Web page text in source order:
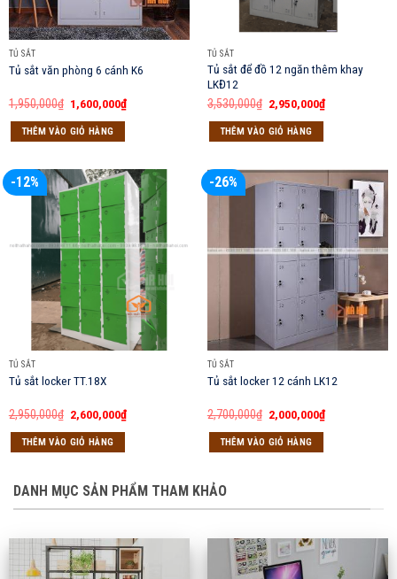
TỦ SẮT
Tủ sắt văn phòng 6 cánh K6
1,950,000₫ Giá
gốc
là:
1,950,000₫.
1,600,000₫Giá
hiện
THÊM VÀO GIỎ HÀNG
TỦ SẮT
Tủ sắt để đồ 12 ngăn thêm khay
LKĐ12
3,530,000₫ Giá
gốc
là:
3,530,000₫.
2,950,000₫Giá
hiện
THÊM VÀO GIỎ HÀNG
-12%
TỦ SẮT
Tủ sắt locker TT.18X
2,950,000₫ Giá
gốc
là:
2,950,000₫.
2,600,000₫Giá
hiện
THÊM VÀO GIỎ HÀNG
-26%
TỦ SẮT
Tủ sắt locker 12 cánh LK12
2,700,000₫ Giá
gốc
là:
2,700,000₫.
2,000,000₫Giá
hiện
THÊM VÀO GIỎ HÀNG
DANH MỤC SẢN PHẨM THAM KHẢO